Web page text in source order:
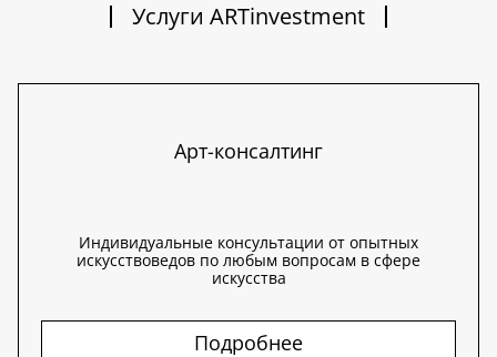
Услуги ARTinvestment
Арт-консалтинг
Индивидуальные консультации от опытных
искусствоведов по любым вопросам в сфере
искусства
Подробнее